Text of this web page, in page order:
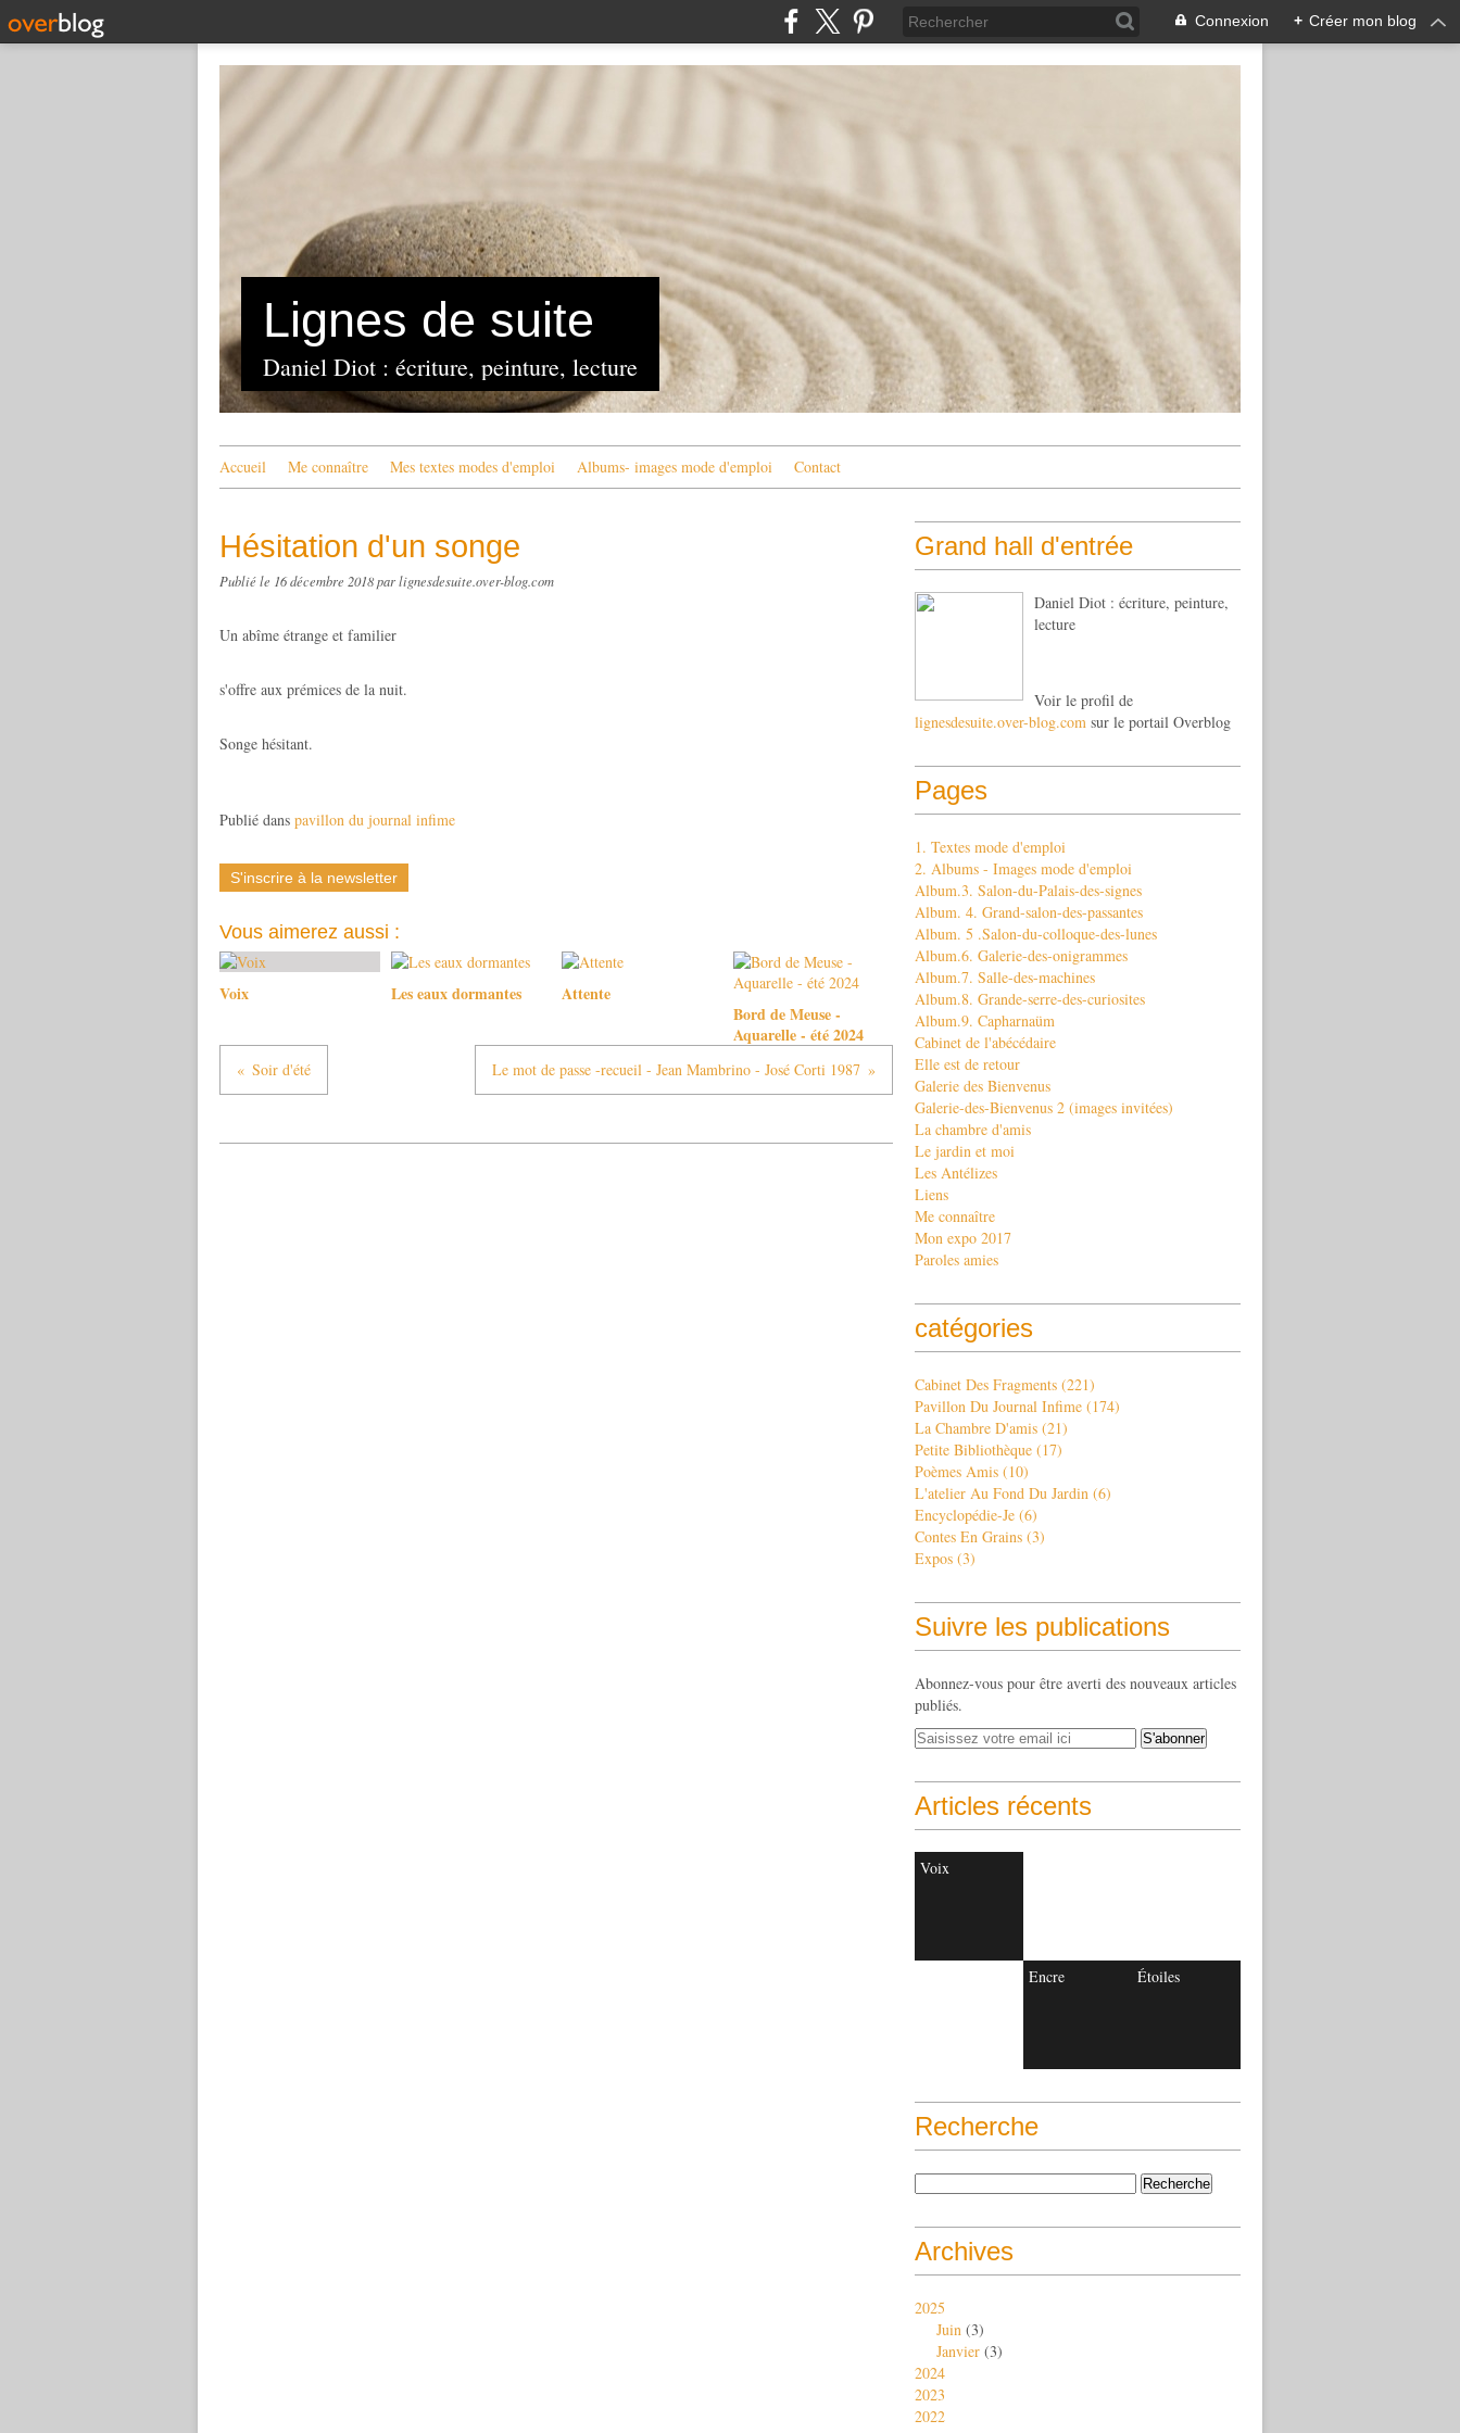
Connexion + Créer mon blog
Lignes de suite
Daniel Diot : écriture, peinture, lecture
Accueil Me connaître Mes textes modes d'emploi Albums- images mode d'emploi Contact
Hésitation d'un songe
Publié le 16 décembre 2018par lignesdesuite.over-blog.com
Un abîme étrange et familier
s'offre aux prémices de la nuit.
Songe hésitant.
Publié dans pavillon du journal infime
S'inscrire à la newsletter
Vous aimerez aussi :
Voix Les eaux dormantes
Attente
Bord de Meuse -
Aquarelle - été 2024
Soir d'été Le mot de passe -recueil - Jean Mambrino - José Corti 1987
Grand hall d'entrée
Daniel Diot : écriture, peinture,
lecture
Voir le profil de
lignesdesuite.over-blog.com sur le portail Overblog
Pages
1. Textes mode d'emploi
2. Albums - Images mode d'emploi
Album.3. Salon-du-Palais-des-signes
Album. 4. Grand-salon-des-passantes
Album. 5 .Salon-du-colloque-des-lunes
Album.6. Galerie-des-onigrammes
Album.7. Salle-des-machines
Album.8. Grande-serre-des-curiosites
Album.9. Capharnaüm
Cabinet de l'abécédaire
Elle est de retour
Galerie des Bienvenus
Galerie-des-Bienvenus 2 (images invitées)
La chambre d'amis
Le jardin et moi
Les Antélizes
Liens
Me connaître
Mon expo 2017
Paroles amies
catégories
Cabinet Des Fragments (221)
Pavillon Du Journal Infime (174)
La Chambre D'amis (21)
Petite Bibliothèque (17)
Poèmes Amis (10)
L'atelier Au Fond Du Jardin (6)
Encyclopédie-Je (6)
Contes En Grains (3)
Expos (3)
Suivre les publications
Abonnez-vous pour être averti des nouveaux articles
publiés.
Articles récents
Voix
Encre Étoiles
Recherche
Archives
2025
Juin (3)
Janvier (3)
2024
2023
2022